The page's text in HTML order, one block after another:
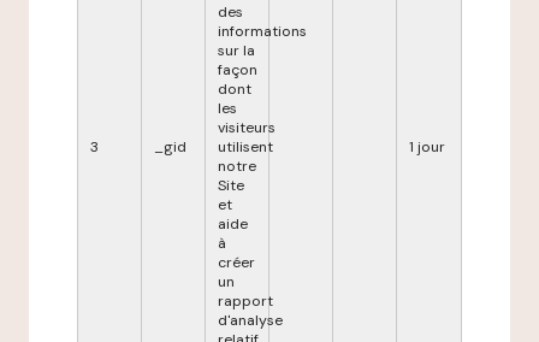
3 _gid
des
informations
sur la
façon
dont
les
visiteurs
utilisent
notre
Site
et
aide
à
créer
un
rapport
d'analyse
1 jour